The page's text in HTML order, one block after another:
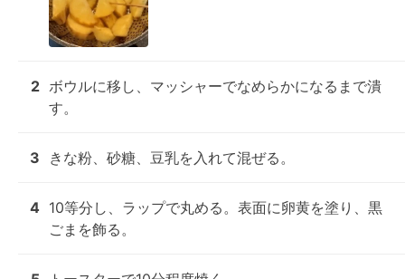
2 ボウルに移し、マッシャーでなめらかになるまで潰
す。
3 きな粉、砂糖、豆乳を入れて混ぜる。
4 10等分し、ラップで丸める。表面に卵黄を塗り、黒
ごまを飾る。